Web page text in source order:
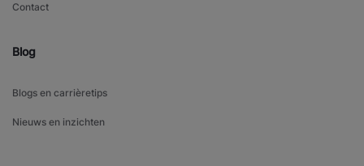
Contact
Blog
Blogs en carrièretips
Nieuws en inzichten